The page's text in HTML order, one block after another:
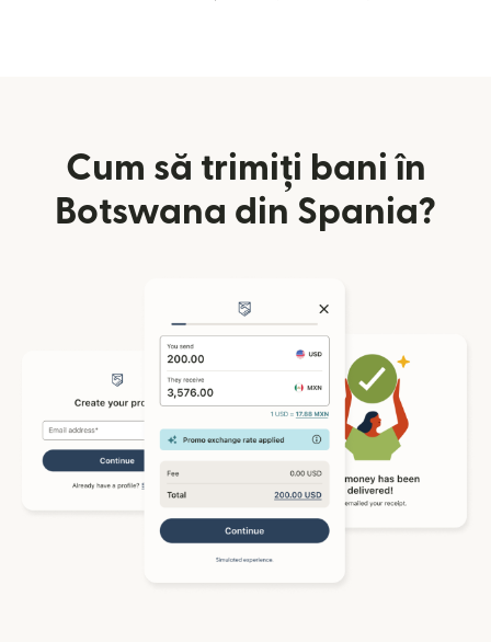
Cum să trimiți bani în
Botswana din Spania?